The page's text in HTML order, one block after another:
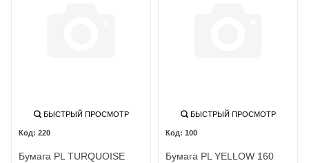
БЫСТРЫЙ ПРОСМОТР
220
Бумага PL TURQUOISE
БЫСТРЫЙ ПРОСМОТР
100
Бумага PL YELLOW 160